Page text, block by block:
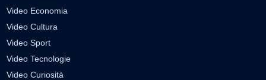
Video Economia
Video Cultura
Video Sport
Video Tecnologie
Video Curiosità